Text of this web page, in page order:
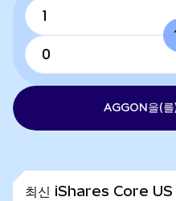
AGGON을(를
최신 iShares Core